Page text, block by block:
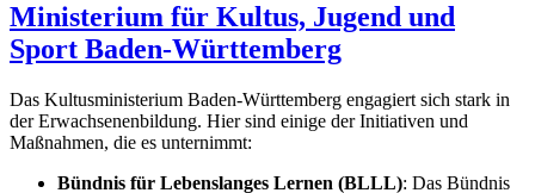
Ministerium für Kultus, Jugend und
Sport Baden-Württemberg
Das Kultusministerium Baden-Württemberg engagiert sich stark in
der Erwachsenenbildung. Hier sind einige der Initiativen und
Maßnahmen, die es unternimmt:
Bündnis für Lebenslanges Lernen (BLLL): Das Bündnis